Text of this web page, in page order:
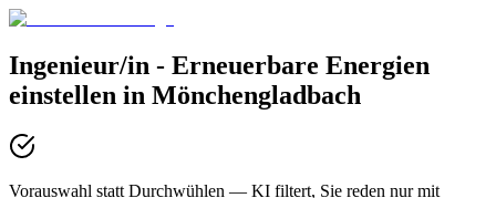
Ingenieur/in - Erneuerbare Energien
einstellen in Mönchengladbach
Vorauswahl statt Durchwühlen — KI filtert, Sie reden nur mit